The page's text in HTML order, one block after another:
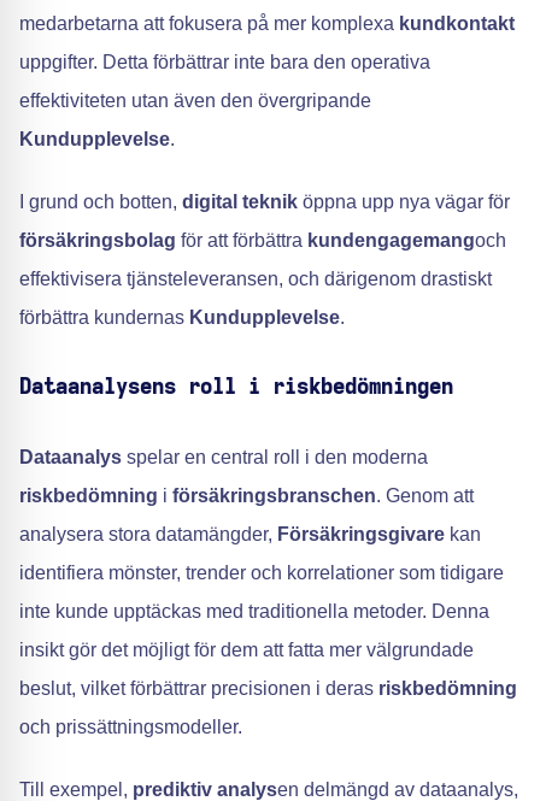
medarbetarna att fokusera på mer komplexa kundkontakt
uppgifter. Detta förbättrar inte bara den operativa
effektiviteten utan även den övergripande
Kundupplevelse.
I grund och botten, digital teknik öppna upp nya vägar för
försäkringsbolag för att förbättra kundengagemangoch
effektivisera tjänsteleveransen, och därigenom drastiskt
förbättra kundernas Kundupplevelse.
Dataanalysens roll i riskbedömningen
Dataanalys spelar en central roll i den moderna
riskbedömning i försäkringsbranschen. Genom att
analysera stora datamängder, Försäkringsgivare kan
identifiera mönster, trender och korrelationer som tidigare
inte kunde upptäckas med traditionella metoder. Denna
insikt gör det möjligt för dem att fatta mer välgrundade
beslut, vilket förbättrar precisionen i deras riskbedömning
och prissättningsmodeller.
Till exempel, prediktiv analysen delmängd av dataanalys,